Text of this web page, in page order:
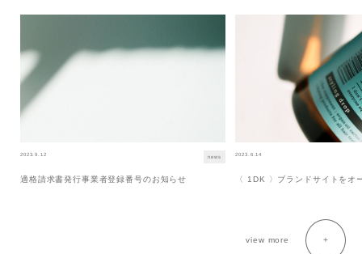
2023.9.12 news
適格請求書発行事業者登録番号のお知らせ
2023.6.14
〈 1DK 〉ブランドサイトをオ
view more